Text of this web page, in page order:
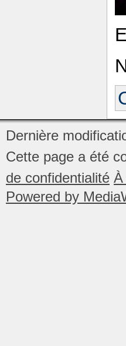
Dernière
Cette page a été
de confidentialité À
Powered by